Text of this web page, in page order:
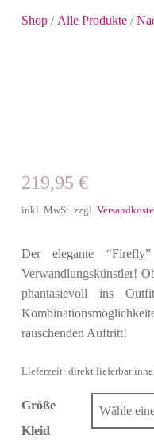
Shop/ Alle Produkte/
219,95 €
inkl. MwSt. zzgl.
Der elegante
Verwandlungskünstler!
phantasievoll ins
rauschenden Auftritt!
Lieferzeit: direkt lieferbar
Größe
Kleid